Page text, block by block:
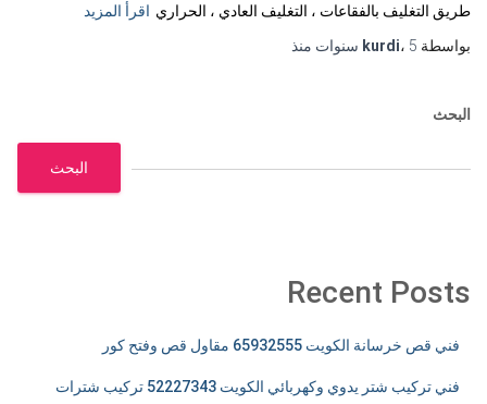
طريق التغليف بالفقاعات ، التغليف العادي ، الحراري اقرأ المزيد
بواسطة
kurdi، 5 سنوات منذ
البحث
البحث
Recent Posts
فني قص خرسانة الكويت 65932555 مقاول قص وفتح كور
فني تركيب شتر يدوي وكهربائي الكويت 52227343 تركيب شترات